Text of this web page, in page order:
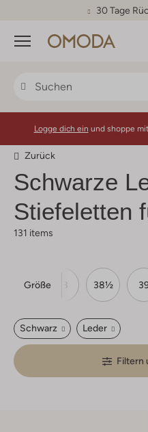
30 Tage
Menü
Logge dich ein und shoppe
Zurück
Schwarze
Stiefeletten
131 items
Größe
37½ 38 38½
Schwarz Leder
Filtern